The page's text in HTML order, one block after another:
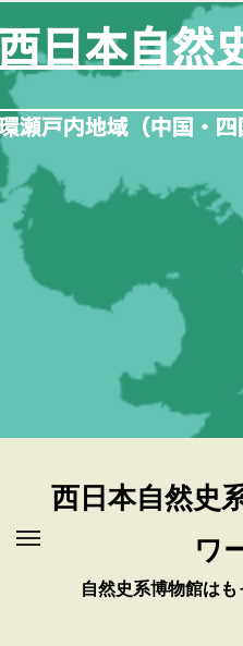
容
を
ス
キ
ッ
プ
西日本自然史
ワ
自然史系博物館は